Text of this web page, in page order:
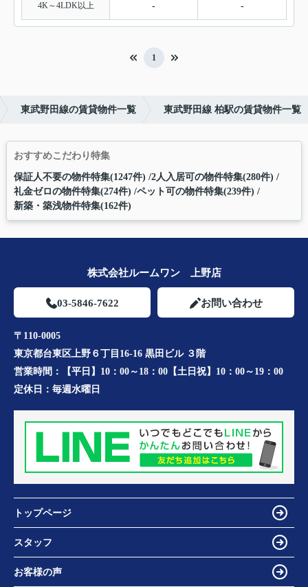
4K～4LDK以上 - -
1
東武野田線の賃貸物件一覧 東武野田線 柏駅の賃貸物件一覧
おすすめこだわり特集
保証人不要の物件特集(1247件) 2人入居可の物件特集(280件)
礼金ゼロの物件特集(274件) ペット可の物件特集(239件)
新築・築浅物件特集(162件)
株式会社ルームワン 上野店
03-5846-7622 お問い合わせ
〒110-0005
東京都台東区上野６丁目16-16 黒田ビル ３階
営業時間：
【平日】10：00～18：00【土日祝】10：00～19：00
定休日： 毎週水曜日
トップページ
スタッフ
お客様の声